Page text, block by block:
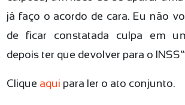
já faço o acordo de cara. Eu não
de ficar constatada culpa em
depois ter que devolver para o
Clique aqui para ler o ato conjunto.